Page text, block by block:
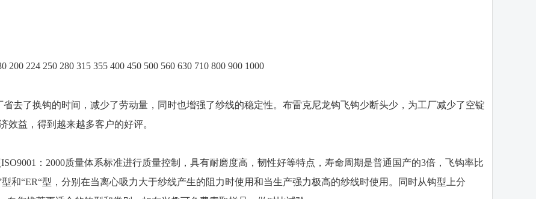
200 224 250 280 315 355 400 450 500 560 630 710 800 900 1000
了换钩的时间，减少了劳动量，同时也增强了纱线的稳定性。布雷克尼龙钩飞钩少断头少，为工厂减少了空锭
效益，得到越来越多客户的好评。
：2000质量体系标准进行质量控制，具有耐磨度高，韧性好等特点，寿命周期是普通国产的3倍，飞钩率比
和“ER“型，分别在当离心吸力大于纱线产生的阻力时使用和当生产强力极高的纱线时使用。同时从钩型上分